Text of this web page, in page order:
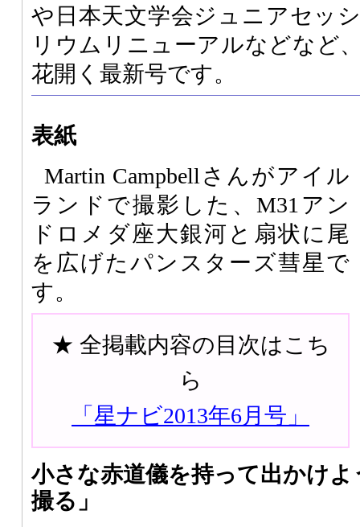
や日本天文学会ジュニアセッ
リウムリニューアルなどなど
花開く最新号です。
表紙
Martin Campbellさんがアイル
ランドで撮影した、M31アン
ドロメダ座大銀河と扇状に尾
を広げたパンスターズ彗星で
す。
★ 全掲載内容の目次はこち
ら
「星ナビ2013年6月号」
小さな赤道儀を持って出かけ
撮る」